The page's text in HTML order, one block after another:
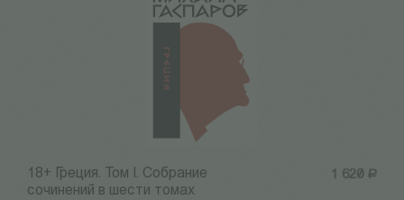
1 620 Р
18+ Греция. Том I. Собрание
сочинений в шести томах